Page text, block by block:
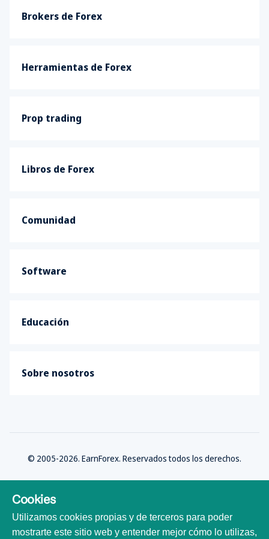
Brokers de Forex
Herramientas de Forex
Prop trading
Libros de Forex
Comunidad
Software
Educación
Sobre nosotros
© 2005-2026. EarnForex. Reservados todos los derechos.
Desarrollado por
Cookies
Utilizamos cookies propias y de terceros para poder
mostrarte este sitio web y entender mejor cómo lo utilizas,